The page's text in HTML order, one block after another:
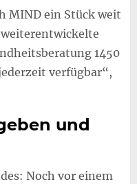
MIND ein Stück weit
1450
verfügbar“,
und
Noch vor einem